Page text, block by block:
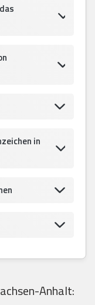
in
Anhalt: